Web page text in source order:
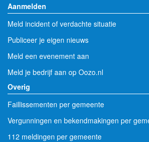
Aanmelden
Meld incident of verdachte situatie
Publiceer je eigen nieuws
Meld een evenement aan
Meld je bedrijf aan op Oozo.nl
Overig
Faillissementen per gemeente
Vergunningen en bekendmakingen per
112 meldingen per gemeente